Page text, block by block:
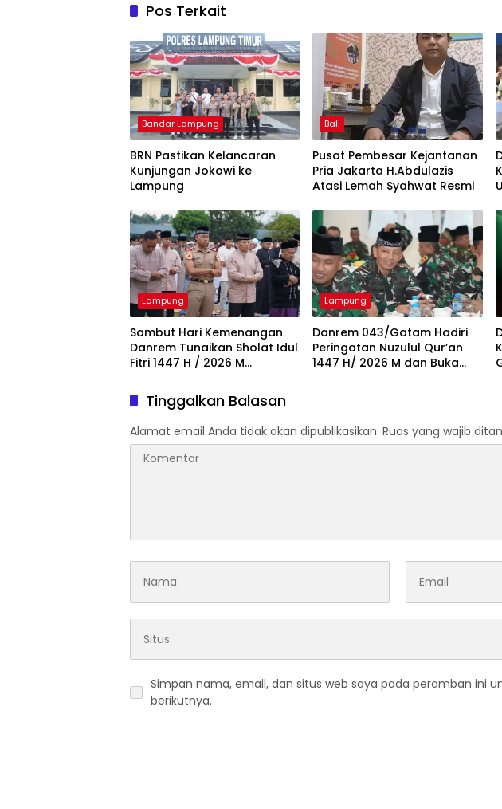
Pos Terkait
Bandar Lampung
BRN Pastikan Kelancaran
Kunjungan Jokowi ke
Lampung
Bali
Pusat Pembesar Kejantanan
Pria Jakarta H.Abdulazis
Atasi Lemah Syahwat Resmi
Lampung
Sambut Hari Kemenangan
Danrem Tunaikan Sholat Idul
Fitri 1447 H / 2026 M
Korem 043/Gatam dan
Masyarakat
Lampung
Danrem 043/Gatam Hadiri
Peringatan Nuzulul Qur’an
1447 H/ 2026 M dan Buka
Tinggalkan Balasan
Alamat email Anda tidak akan dipublikasikan. Ruas yang wajib
Simpan nama, email, dan situs web saya pada peramban ini
berikutnya.